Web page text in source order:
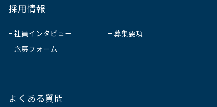
採用情報
社員インタビュー
募集要項
応募フォーム
よくある質問